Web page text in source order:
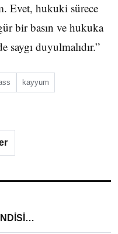
Evet, hukuki sürece
bir basın ve hukuka
saygı duyulmalıdır.”
kayyum